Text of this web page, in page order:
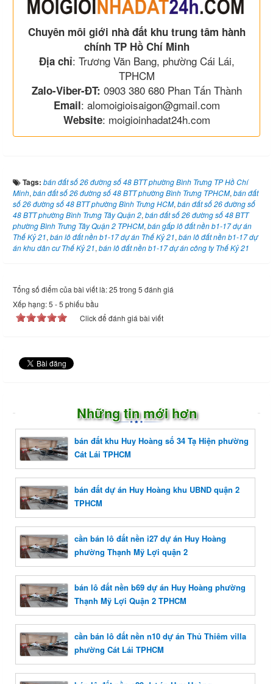
Chuyên môi giới nhà đất khu trung tâm hành
chính TP Hồ Chí Minh
Địa chỉ: Trương Văn Bang, phường Cái Lái,
TPHCM
Zalo-Viber-ĐT: 0903 380 680 Phan Tấn Thành
Email: alomoigioisaigon@gmail.com
Website: moigioinhadat24h.com
Tags: bán đất số 26 đường số 48 BTT phường Bình Trưng TP Hồ Chí
Minh, bán đất số 26 đường số 48 BTT phường Bình Trưng TPHCM, bán đất
số 26 đường số 48 BTT phường Bình Trưng HCM, bán đất số 26 đường số
48 BTT phường Bình Trưng Tây Quận 2, bán đất số 26 đường số 48 BTT
phường Bình Trưng Tây Quận 2 TPHCM, bán gấp lô đất nền b1-17 dự án
Thế Kỷ 21, bán lô đất nền b1-17 dự án Thế Kỷ 21, bán lô đất nền b1-17 dự
án khu dân cư Thế Kỷ 21, bán lô đất nền b1-17 dự án công ty Thế Kỷ 21
Tổng số điểm của bài viết là: 25 trong 5 đánh giá
Xếp hạng:5 -5 phiếu bầu
Click để đánh giá bài viết
Những tin mới hơn
bán đất khu Huy Hoàng số 34 Tạ Hiện phường
Cát Lái TPHCM
bán đất dự án Huy Hoàng khu UBND quận 2
TPHCM
cần bán lô đất nền i27 dự án Huy Hoàng
phường Thạnh Mỹ Lợi quận 2
bán lô đất nền b69 dự án Huy Hoàng phường
Thạnh Mỹ Lợi Quận 2 TPHCM
cần bán lô đất nền n10 dự án Thủ Thiêm villa
phường Cát Lái TPHCM